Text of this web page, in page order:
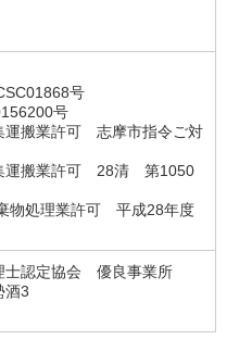
号
号
運搬業許可 志摩市指令ご対
運搬業許可 28清 第1050
物処理業許可 平成28年度
士認定協会 優良事業所
酒3